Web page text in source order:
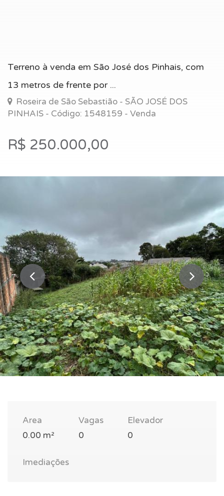
Terreno à venda em São José dos Pinhais, com
13 metros de frente por ...
Roseira de São Sebastião - SÃO JOSÉ DOS
PINHAIS - Código: 1548159 - Venda
R$ 250.000,00
Area
0.00 m²
Vagas
0
Elevador
0
Imediações